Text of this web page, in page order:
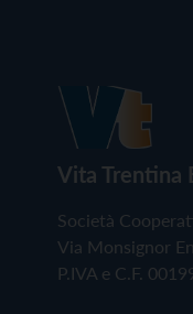
Vita Trentina
Società
Via Monsignor
P.IVA e C.F.